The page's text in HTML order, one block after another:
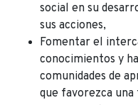
social en su
sus acciones,
Fomentar el
conocimientos y
comunidades de
que favorezca